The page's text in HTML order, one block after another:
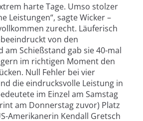
harte Tage. Umso stolzer
Leistungen“, sagte Wicker –
zurecht. Läuferisch
von den
am Schießstand gab sie 40-mal
im richtigen Moment den
Null Fehler bei vier
die eindrucksvolle Leistung in
im Einzel am Samstag
am Donnerstag zuvor) Platz
Amerikanerin Kendall Gretsch